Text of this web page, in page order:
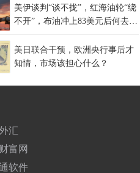
美伊谈判“谈不拢”，红海油轮“绕
不开”，布油冲上83美元后何去何
美日联合干预，欧洲央行事后才
知情，市场该担心什么？
汇
富网
软件